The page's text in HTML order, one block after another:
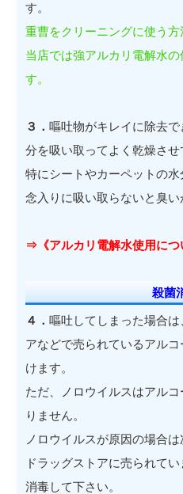
す。
重曹をクリーニングに使う方
当店では強アルカリ電解水
す。
３．嘔吐物がキレイに除去
分を吸い取ってよく乾燥させ
特にシートやカーペットの水
念入りに吸い取らないと臭い
⇒《アルカリ電解水使用につ
殺菌
４．嘔吐してしまった場合
アなどで売られているアル
けます。
ただ、ノロウイルスはアル
りません。
ノロウイルスが原因の場合
ドラッグストアに売られて
消毒して下さい。